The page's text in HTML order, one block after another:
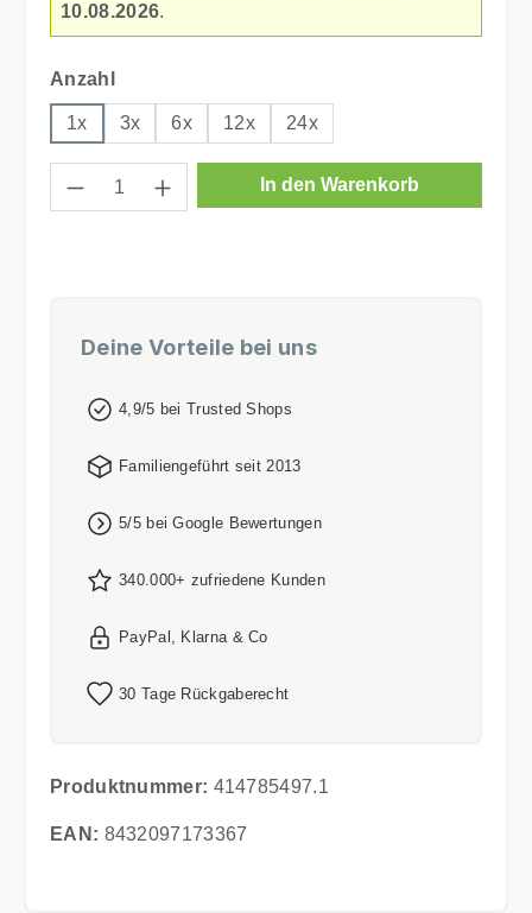
10.08.2026.
Anzahl auswählen
1x 3x 6x 12x 24x
Produkt Anzahl: Gib den gewünschten
In den Warenkorb
Deine Vorteile bei uns
4,9/5 bei Trusted Shops
Familiengeführt seit 2013
5/5 bei Google Bewertungen
340.000+ zufriedene Kunden
PayPal, Klarna & Co
30 Tage Rückgaberecht
Produktnummer: 414785497.1
EAN: 8432097173367